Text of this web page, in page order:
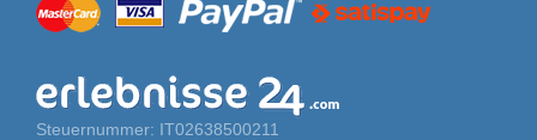
Steuernummer: IT02638500211